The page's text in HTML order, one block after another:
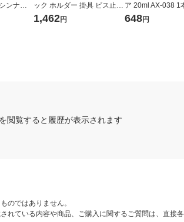
ンナー 0
直送
ック ホルダー 掛具 ビス止め
式 交換用 簡単取付 金属製 G
1,462円
ア 20ml AX-038 1
648円
閲覧すると履歴が表示されます
のではありません。
ている内容や商品、ご購入に関するご質問は、直接